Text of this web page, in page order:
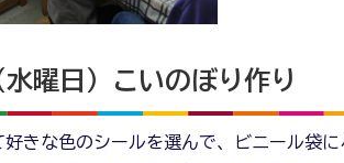
水曜日）こいのぼり作り
きな色のシールを選んで、ビニール袋